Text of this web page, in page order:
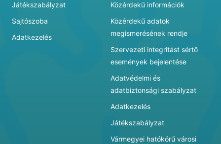
Játékszabályzat
Sajtószoba
Adatkezelés
Közérdekű információk
Közérdekű adatok
megismerésének rendje
Szervezeti integritást sértő
események bejelentése
Adatvédelmi és
adatbiztonsági szabályzat
Adatkezelés
Játékszabályzat
Vármegyei hatókörű városi